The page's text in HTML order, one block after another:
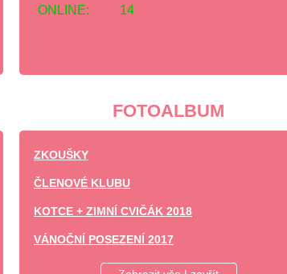
ONLINE: 14
FOTOALBUM
ZKOUŠKY
ČLENOVÉ KLUBU
KOTCE + ZIMNÍ CVIČÁK 2018
VÁNOČNÍ POSEZENÍ 2017
DĚTSKÝ DEN ZÁPY 2017 -UKÁZKA VÝCVIKU